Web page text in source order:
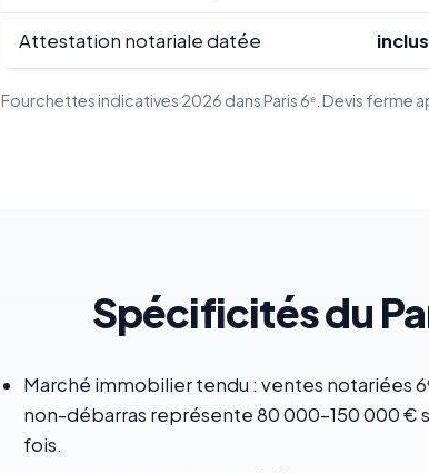
Attestation notariale datée
Fourchettes indicatives 2026 dans Paris 6ᵉ. Devis
Spécificités du
Marché immobilier tendu : ventes notariées
non-débarras représente 80 000-150 000 €
fois.